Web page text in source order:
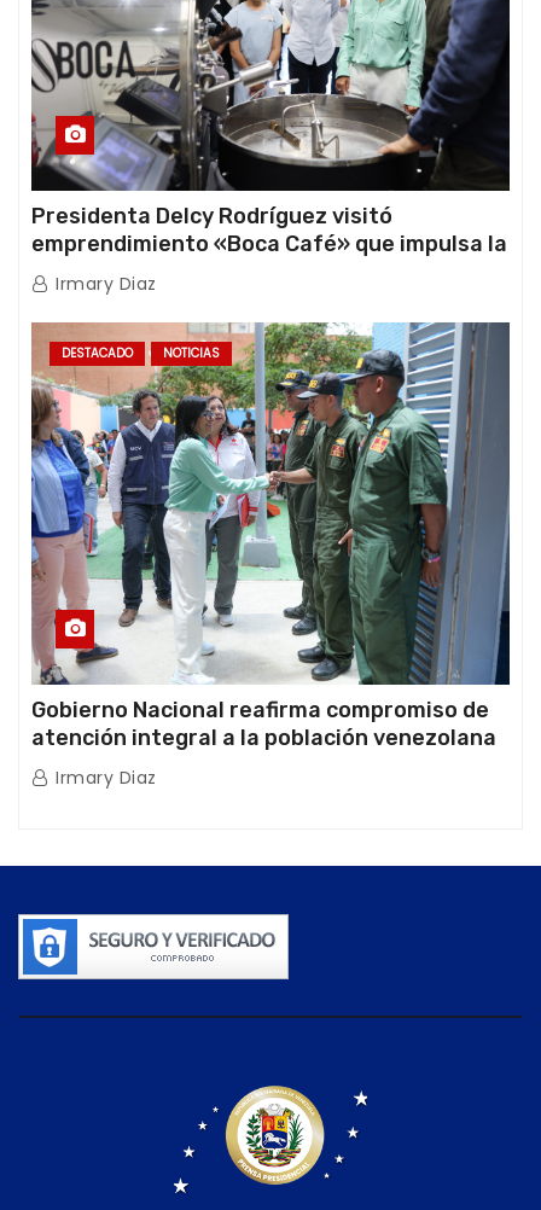
Presidenta Delcy Rodríguez visitó
emprendimiento «Boca Café» que impulsa la
producción nacional hacia mercados
internacionales
Irmary Diaz
DESTACADO NOTICIAS
Gobierno Nacional reafirma compromiso de
atención integral a la población venezolana
tras doblete sísmico
Irmary Diaz